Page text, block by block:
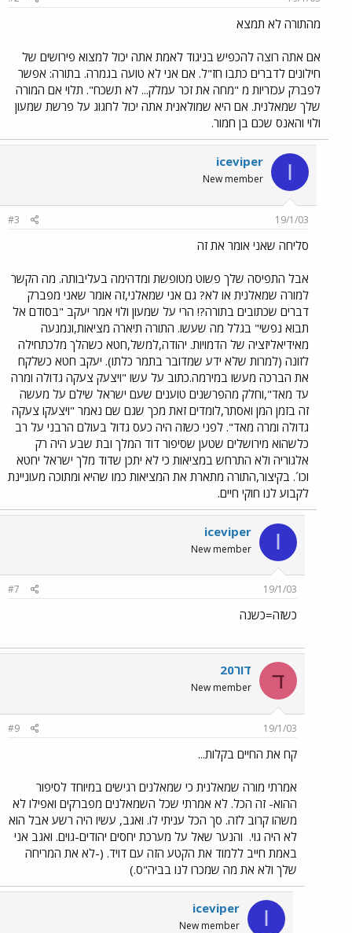
מהתורה לא תמצא
אם אתה רוצה להכפיש בניגוד לאמת אתה יכול למצוא פירושים של
חילונים לדברים כתבו חז"ל. אם אני לא טועה בגמרה. בתורה: אפשר
לפברק עכזריות מ "מחה את זכר עמלק... לא תשכח". תלוי אם המורה
שלך שמאלנית. אם היא שמולאנית אתה יכול לחגוג על פרשת שמעון
ולוי והאנס שכם בן חמור.
I
iceviper
New member
19/1/03
#3
סליחה שאני אומר את זה
אבל התפיסה שלך פשוט מטופשת ומדהימה בעליבותה. מה הקשר
למורה שמאלנית או לא? גם אני שמאלני,זה אומר שאני מפברק
דברים שכתובים בתורה?! הרי על שמעון ולוי אמר יעקב "בסודם אל
תבוא נפשי" בגלל מה שעשו. התורה תיארה מציאות,ונמנעה
מאידיאליזציה של הדמויות. יהודה,למשל,חטא כשהלך מלכתחילה
לזונה (למרות שלא ידע שמדובר בתמר כלתו). יעקב חטא כשלקח
את הברכה מעשו במירמה.כתוב על עשו "ויצעק צעקה גדולה ומרה
עד מאד",וחלק מהפרשנים טוענים שעם ישראל שילם על מעשה
זה בזמן המן ואסתר,לומדים זאת מכך שגם שם נאמר "ויצעקו צעקה
גדולה ומרה מאד". לפני כשזה היה כעס גדול בעולם הרבני על רב
כלשהוא מירושלים שטען שסיפור דוד המלך ובת שבע היה רק
אלגוריה ולא התרחש במציאות כי לא יתכן שדוד מלך ישראל יחטא
וכו´. בקיצור,התורה מתארת את המציאות כמו שהיא ומתוכה מעוניינת
לקבוע לנו חוקי חיים.
I
iceviper
New member
19/1/03
#7
כשזה=כשנה
ד דור20
New member
19/1/03
#9
קח את החיים בקלות...
אמרתי מורה שמאלנית כי שמאלנים רגישים במיוחד לסיפור
ההוא- זה הכל. לא אמרתי שכל השמאלנים מפברקים ואפילו לא
משהו קרוב לזה. סך הכל עניתי לו. ואגב, עשיו היה רשע אבל הוא
לא היה גוי. והנער שאל על מערכת יחסים יהודים-גוים. ואגב אני
באמת חייב ללמוד את הקטע הזה עם דויד. (-לא את המריחה
שלך ולא את מה שמכרו לנו בביה"ס.)
I
iceviper
New member